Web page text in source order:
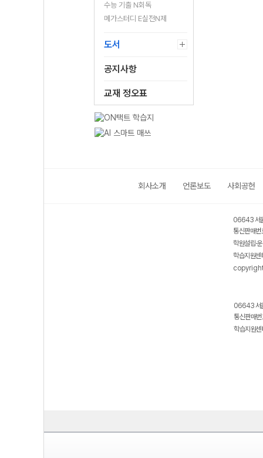
수능 기출 N회독
메가스터디 E실전N제
도서
공지사항
교재 정오표
회사소개 언론보도 사회공헌
06643 서
통신판매
학원설립·
학습지원
06643 서
통신판매
학습지원